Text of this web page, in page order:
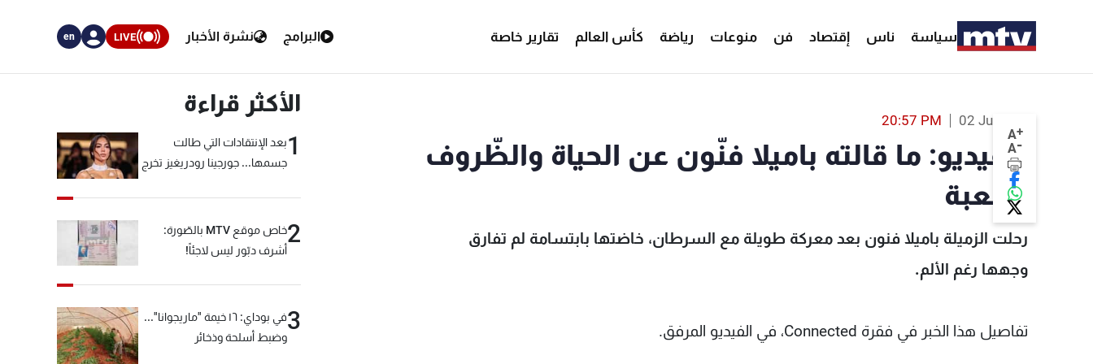
سياسة ناس إقتصاد فن منوعات رياضة كأس العالم تقارير خاصة البرامج نشرة الأخبار LIVE
en
A+
A-
02 Jun 2026
20:57 PM
بالفيديو: ما قالته باميلا فنّون عن الحياة والظّروف
الصعبة
رحلت الزميلة باميلا فنون بعد معركة طويلة مع السرطان، خاضتها بابتسامة لم تفارق
وجهها رغم الألم.
تفاصيل هذا الخبر في فقرة Connected، في الفيديو المرفق.
الأكثر قراءة
1بعد الإنتقادات التي طالت
جسمها... جورجينا رودريغيز تخرج
2
خاص موقع MTV بالصّورة:
أشرف دبّور ليس لاجئاً!
3
في بوداي: ١٦ خيمة "ماريجوانا"...
وضبط أسلحة وذخائر